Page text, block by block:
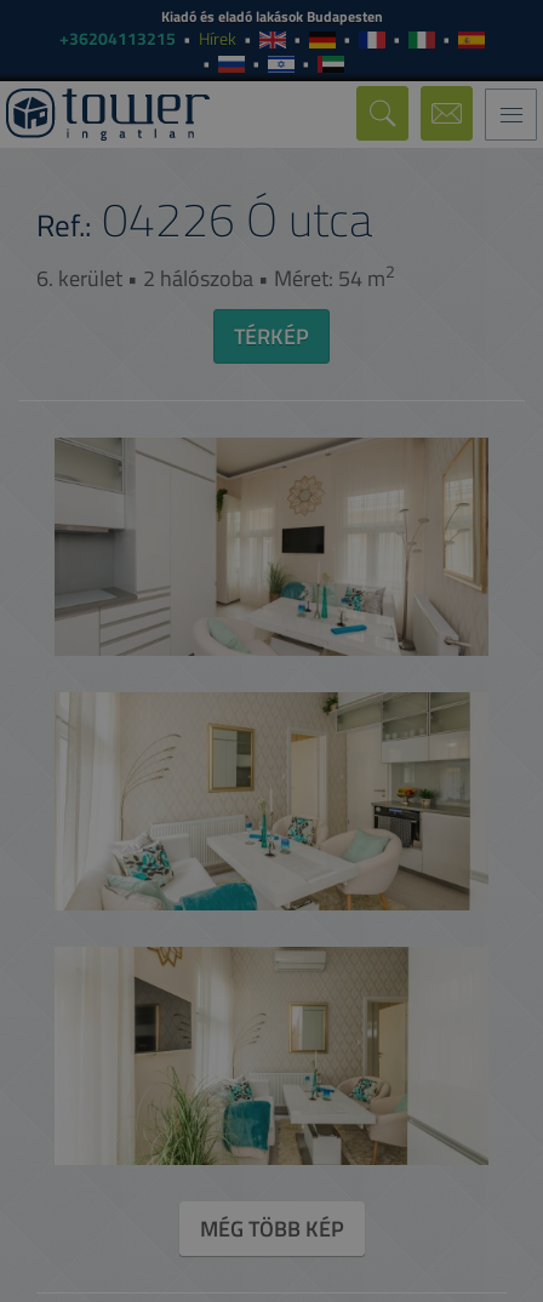
Kiadó és eladó lakások Budapesten
+36204113215 Hírek
Ó utca
Ref.: 04226
6. kerület • 2 hálószoba • Méret: 54 m2
TÉRKÉP
MÉG TÖBB KÉP